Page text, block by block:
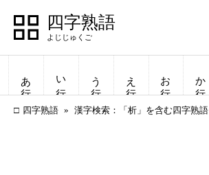
四字熟語
あ行 い行 う行 え行 お行 か行
四字熟語 漢字検索：「析」を含む四字熟語